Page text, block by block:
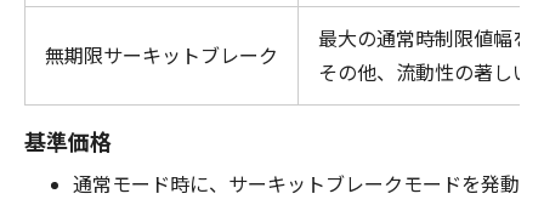
無期限サーキットブレーク
最大の通常時制限値幅を
その他、流動性の著しい
基準価格
通常モード時に、サーキットブレークモードを発動